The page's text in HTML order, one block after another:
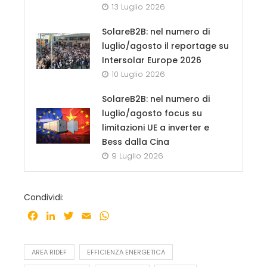
13 Luglio 2026
SolareB2B: nel numero di
luglio/agosto il reportage su
Intersolar Europe 2026
10 Luglio 2026
SolareB2B: nel numero di
luglio/agosto focus su
limitazioni UE a inverter e
Bess dalla Cina
9 Luglio 2026
Condividi:
Facebook
LinkedInTwitter
Email
AREA RIDEF EFFICIENZA ENERGETICA